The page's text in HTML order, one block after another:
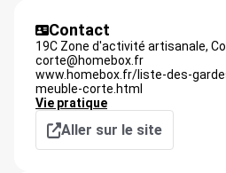
Contact
19C Zone d'activité artisanale,
corte@homebox.fr
www.homebox.fr/liste-des-
meuble-corte.html
Vie pratique
Aller sur le site